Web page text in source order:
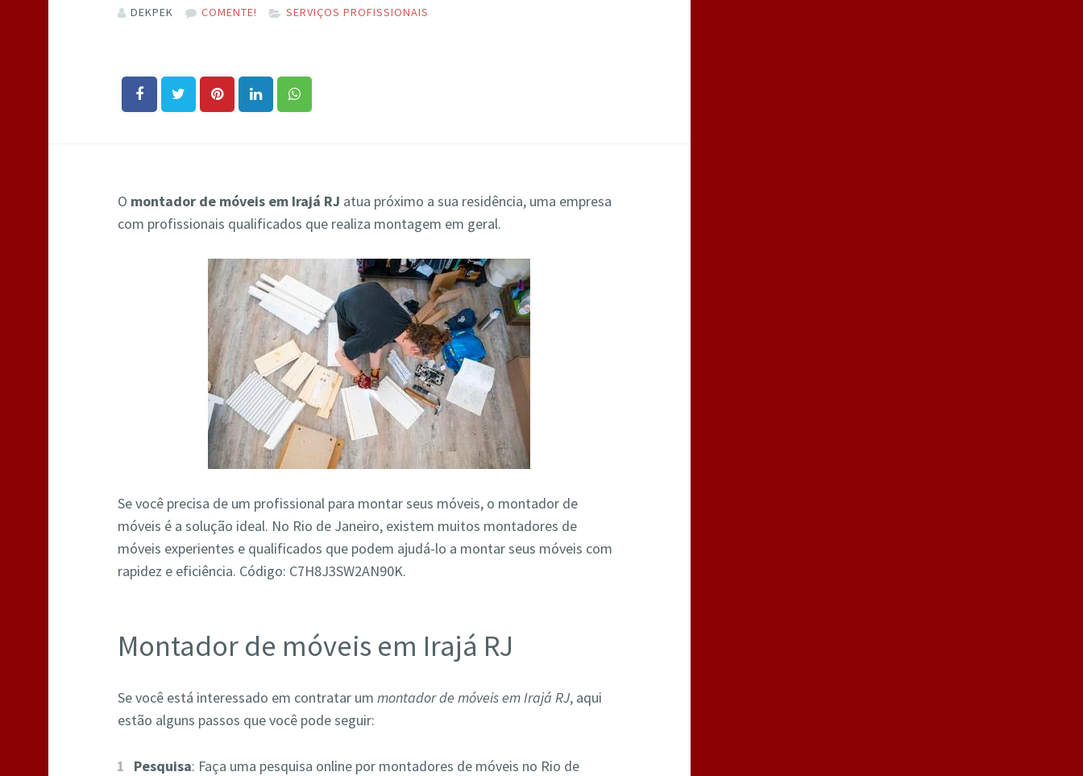
DEKPEK COMENTE! SERVIÇOS PROFISSIONAIS
O montador de móveis em Irajá RJ atua próximo a sua residência, uma empresa
com profissionais qualificados que realiza montagem em geral.
Se você precisa de um profissional para montar seus móveis, o montador de
móveis é a solução ideal. No Rio de Janeiro, existem muitos montadores de
móveis experientes e qualificados que podem ajudá-lo a montar seus móveis com
rapidez e eficiência. Código: C7H8J3SW2AN90K.
Montador de móveis em Irajá RJ
Se você está interessado em contratar ummontador de móveis em Irajá RJ, aqui
estão alguns passos que você pode seguir:
Pesquisa: Faça uma pesquisa online por montadores de móveis no Rio de